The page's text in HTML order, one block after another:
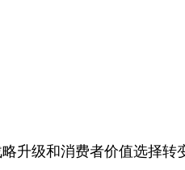
升级和消费者价值选择转